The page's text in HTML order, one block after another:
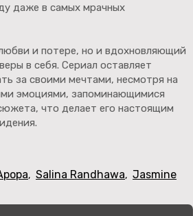
даже в самых мрачных
и потере, но и вдохновляющий
в себя. Сериал оставляет
за своими мечтами, несмотря на
эмоциями, запоминающимися
что делает его настоящим
, Salina Randhawa, Jasmine